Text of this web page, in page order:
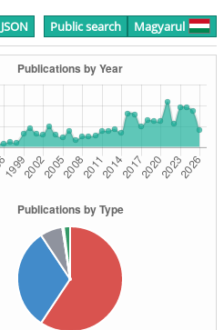
JSON Public search Magyarul